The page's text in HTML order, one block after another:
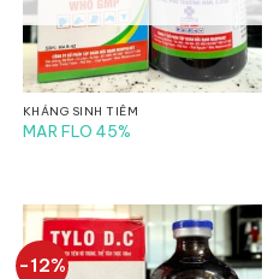
KHÁNG SINH TIÊM
MAR FLO 45%
-12%